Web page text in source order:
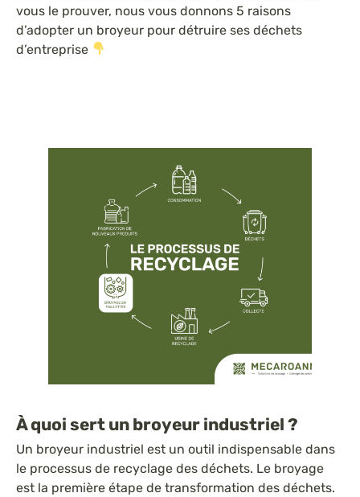
vous le prouver, nous vous donnons 5 raisons
d’adopter un broyeur pour détruire ses déchets
d’entreprise
À quoi sert un broyeur industriel ?
Un broyeur industriel est un outil indispensable dans
le processus de recyclage des déchets. Le broyage
est la première étape de transformation des déchets.